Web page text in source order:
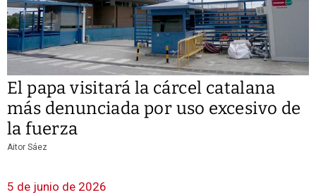
El papa visitará la cárcel catalana
más denunciada por uso excesivo de
la fuerza
Aitor Sáez
5 de junio de 2026